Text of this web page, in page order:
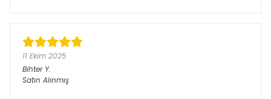
11 Ekim 2025
Bihter Y.
Satın Alınmış